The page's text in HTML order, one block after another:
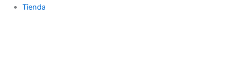
Tienda